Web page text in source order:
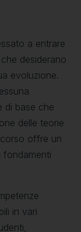
a entrare
desiderano
evoluzione.
di base che
delle teorie
offre un
fondamenti
in vari